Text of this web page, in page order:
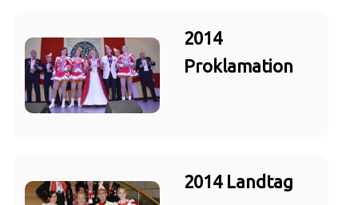
2014
Proklamation
2014 Landtag